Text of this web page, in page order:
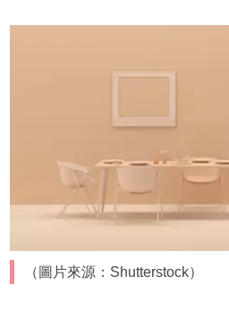
（圖片來源：Shutterstock）